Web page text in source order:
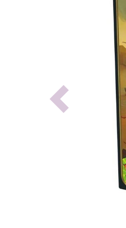
Previous